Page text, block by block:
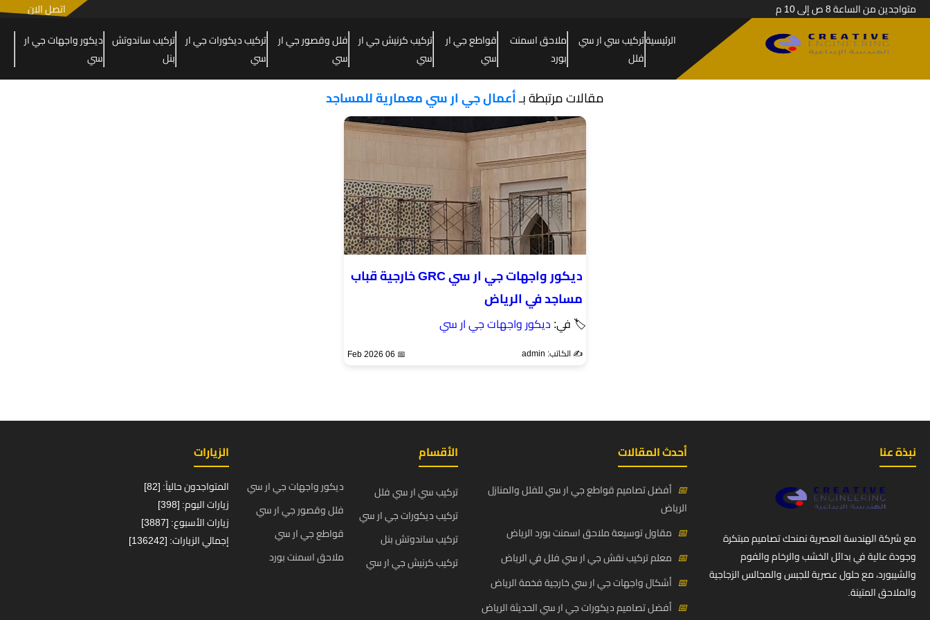
متواجدين من الساعة 8 ص إلى 10 م
اتصل الان
الرئيسيةتركيب سي ار سي
فلل
ملاحق اسمنت
بورد
قواطع جي ار
سي
تركيب كرنيش جي ار
سي
فلل وقصور جي ار
سي
تركيب ديكورات جي ار
سي
تركيب ساندوتش
بنل
ديكور واجهات جي ار
سي
مقالات مرتبطة بـأعمال جي ار سي معمارية للمساجد
ديكور واجهات جي ار سي GRC خارجية قباب
مساجد في الرياض
🏷 في: ديكور واجهات جي ار سي
✍️ الكاتب: admin 📅 06 Feb 2026
نبذة عنا
مع شركة الهندسة العصرية نمنحك تصاميم مبتكرة
وجودة عالية في بدائل الخشب والرخام والفوم
والشيبورد، مع حلول عصرية للجبس والمجالس الزجاجية
والملاحق المتينة.
أحدث المقالات
📅 أفضل تصاميم قواطع جي ار سي للفلل والمنازل
الرياض
📅 مقاول توسيعة ملاحق اسمنت بورد الرياض
📅 معلم تركيب نقش جي ار سي فلل في الرياض
📅 أشكال واجهات جي ار سي خارجية فخمة الرياض
📅 أفضل تصاميم ديكورات جي ار سي الحديثة الرياض
الأقسام
تركيب سي ار سي فلل
تركيب ديكورات جي ار سي
تركيب ساندوتش بنل
تركيب كرنيش جي ار سي
ديكور واجهات جي ار سي
فلل وقصور جي ار سي
قواطع جي ار سي
ملاحق اسمنت بورد
الزيارات
المتواجدون حالياً: [82]
زيارات اليوم: [398]
زيارات الأسبوع: [3887]
إجمالي الزيارات: [136242]